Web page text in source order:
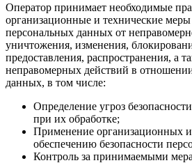
Оператор принимает необходимые
организационные и технические
персональных данных от
уничтожения, изменения,
предоставления, распространения, а
неправомерных действий в
данных, в том числе:
Определение угроз
при их обработке;
Применение организационных
обеспечению безопасности
Контроль за принимаемыми